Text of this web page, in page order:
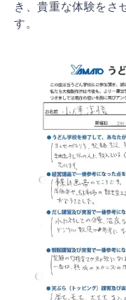
き、貴重な体験をさ
す。